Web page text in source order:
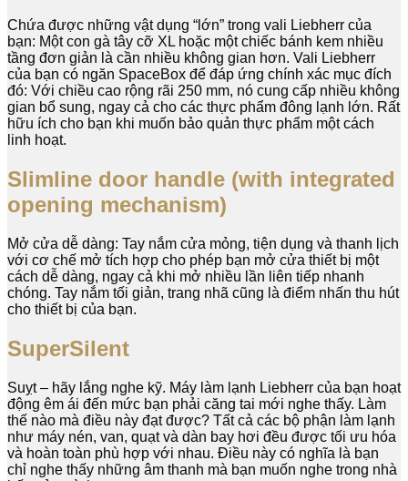
Chứa được những vật dụng “lớn” trong vali Liebherr của
bạn: Một con gà tây cỡ XL hoặc một chiếc bánh kem nhiều
tầng đơn giản là cần nhiều không gian hơn. Vali Liebherr
của bạn có ngăn SpaceBox để đáp ứng chính xác mục đích
đó: Với chiều cao rộng rãi 250 mm, nó cung cấp nhiều không
gian bổ sung, ngay cả cho các thực phẩm đông lạnh lớn. Rất
hữu ích cho bạn khi muốn bảo quản thực phẩm một cách
linh hoạt.
Slimline door handle (with integrated
opening mechanism)
Mở cửa dễ dàng: Tay nắm cửa mỏng, tiện dụng và thanh lịch
với cơ chế mở tích hợp cho phép bạn mở cửa thiết bị một
cách dễ dàng, ngay cả khi mở nhiều lần liên tiếp nhanh
chóng. Tay nắm tối giản, trang nhã cũng là điểm nhấn thu hút
cho thiết bị của bạn.
SuperSilent
Suỵt – hãy lắng nghe kỹ. Máy làm lạnh Liebherr của bạn hoạt
động êm ái đến mức bạn phải căng tai mới nghe thấy. Làm
thế nào mà điều này đạt được? Tất cả các bộ phận làm lạnh
như máy nén, van, quạt và dàn bay hơi đều được tối ưu hóa
và hoàn toàn phù hợp với nhau. Điều này có nghĩa là bạn
chỉ nghe thấy những âm thanh mà bạn muốn nghe trong nhà